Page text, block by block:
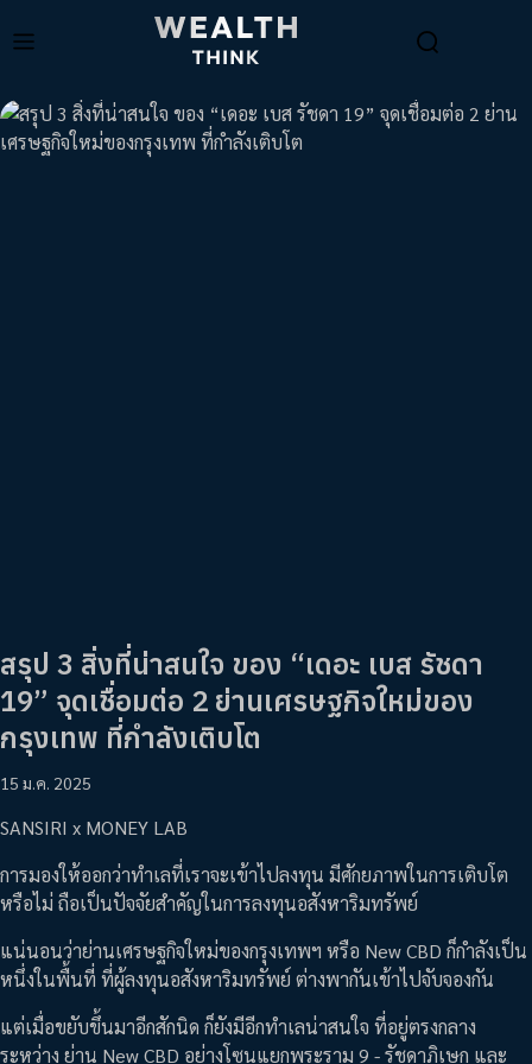
สรุป 3 สิ่งที่น่าสนใจ ของ “เดอะ เบส รัชดา
19” จุดเชื่อมต่อ 2 ย่านเศรษฐกิจใหม่ของ
กรุงเทพ ที่กำลังเติบโต
15 ม.ค. 2025
SANSIRI x MONEY LAB
การมองให้ออกว่าทำเลที่เราจะเข้าไปลงทุน มีศักยภาพในการเติบโต
หรือไม่ ถือเป็นปัจจัยสำคัญในการลงทุนอสังหาริมทรัพย์
แน่นอนว่าย่านเศรษฐกิจใหม่ของกรุงเทพฯ หรือ New CBD ก็กำลังเป็น
หนึ่งในพื้นที่ ที่ผู้ลงทุนอสังหาริมทรัพย์ ต่างพากันเข้าไปจับจองกัน
แต่เมื่อขยับขึ้นมาอีกสักนิด ก็ยังมีอีกทำเลน่าสนใจ ที่อยู่ตรงกลาง
ระหว่าง ย่าน New CBD อย่างโซนแยกพระราม 9 - รัชดาภิเษก และ